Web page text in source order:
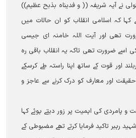
نے آيہ شریفہ (( و فدیناہ بذبح عظیم))
کہا کہ اسلامی انقلاب کو ان حالات میں
تھی اور آيت اللہ خامنہ ای جیسی
ضرورت تھی تاکہ یہ انقلاب باقی رہ
اور قوت کے ساتھ اپنا راستہ طے کرسکے
اور معارف کو درک کرنے سے عاجز و
و پامردی کی اہمیت پر زور دیتے ہوئے کہا
تاکید فرمایا کرتے تھے مضبوطی کے